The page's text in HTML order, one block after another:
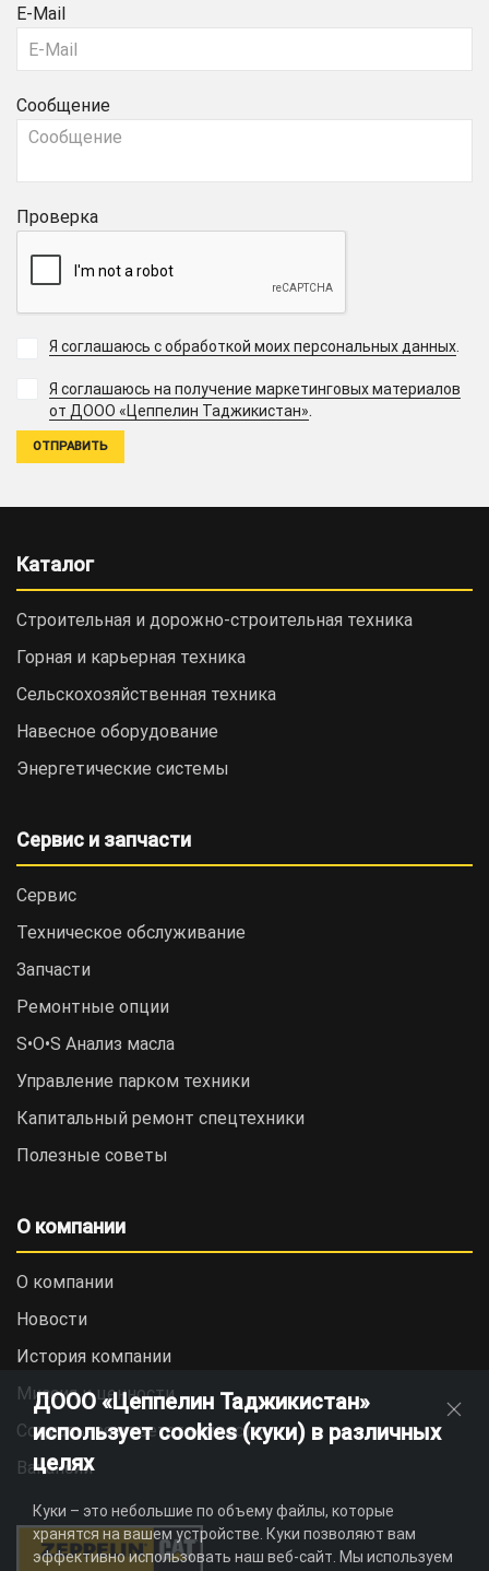
E-Mail
Сообщение
Проверка
Я соглашаюсь с обработкой моих персональных данных
Я соглашаюсь на получение маркетинговых материалов
от ДООО «Цеппелин Таджикистан».
Каталог
Строительная и дорожно-cтроительная техника
Горная и карьерная техника
Сельскохозяйственная техника
Навесное оборудование
Энергетические системы
Сервис и запчасти
Сервис
Техническое обслуживание
Запчасти
Ремонтные опции
S•O•S Анализ масла
Управление парком техники
Капитальный ремонт спецтехники
Полезные советы
О компании
О компании
Новости
История компании
Миссия и ценности
Социальная ответственность
Вакансии
ДООО «Цеппелин Таджикистан»
использует cookies (куки) в различных
целях
Куки – это небольшие по объему файлы, которые
хранятся на вашем устройстве. Куки позволяют вам
эффективно использовать наш веб-сайт. Мы используем